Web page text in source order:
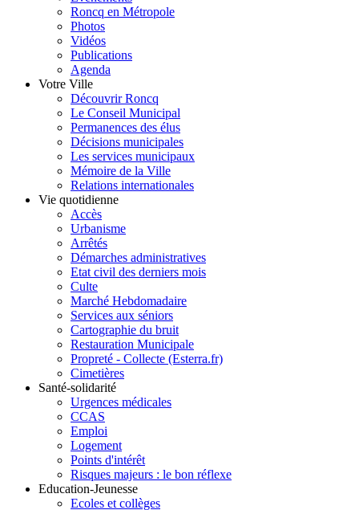
Roncq en Métropole
Photos
Vidéos
Publications
Agenda
Votre Ville
Découvrir Roncq
Le Conseil Municipal
Permanences des élus
Décisions municipales
Les services municipaux
Mémoire de la Ville
Relations internationales
Vie quotidienne
Accès
Urbanisme
Arrêtés
Démarches administratives
Etat civil des derniers mois
Culte
Marché Hebdomadaire
Services aux séniors
Cartographie du bruit
Restauration Municipale
Propreté - Collecte (Esterra.fr)
Cimetières
Santé-solidarité
Urgences médicales
CCAS
Emploi
Logement
Points d'intérêt
Risques majeurs : le bon réflexe
Education-Jeunesse
Ecoles et collèges